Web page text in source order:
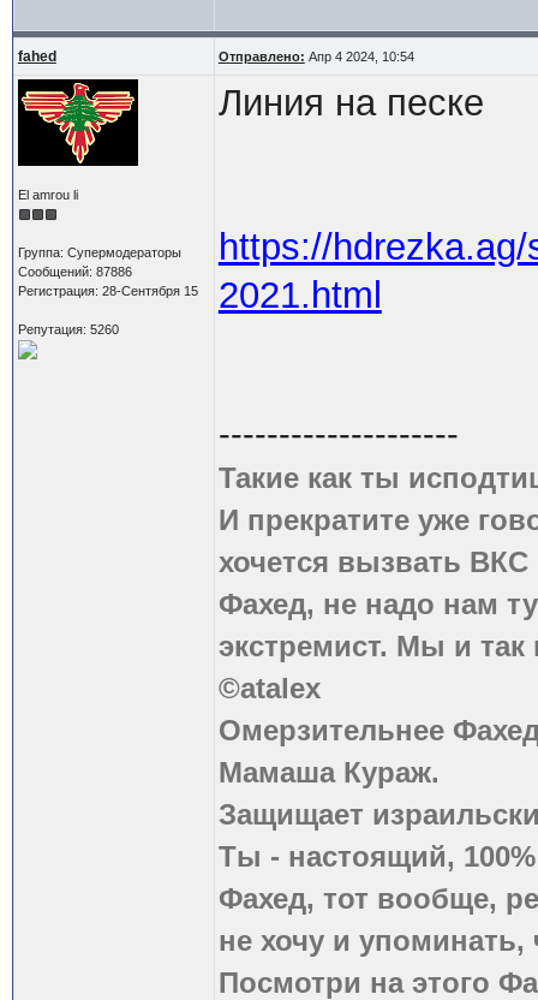
fahed Отправлено: Апр 4 2024, 10:54
El amrou li
Группа: Супермодераторы
Сообщений: 87886
Регистрация: 28-Сентября 15
Репутация: 5260
Линия на песке
https://
2021.html
--------------------
Такие как ты
И прекратите уже
хочется вызвать
Фахед, не надо нам
экстремист. Мы и
©atalex
Омерзительнее
Мамаша Кураж.
Защищает
Ты - настоящий,
Фахед, тот вообще,
не хочу и
Посмотри на этого